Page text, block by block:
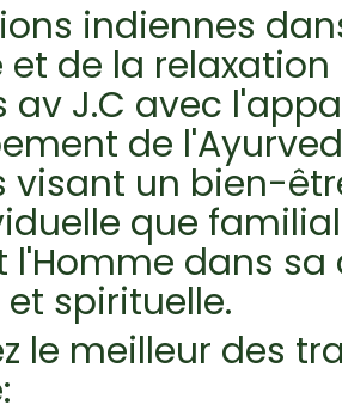
indiennes
de la
av J.C avec
de
visant un bien-
que
l'Homme dans
spirituelle.
le meilleur des